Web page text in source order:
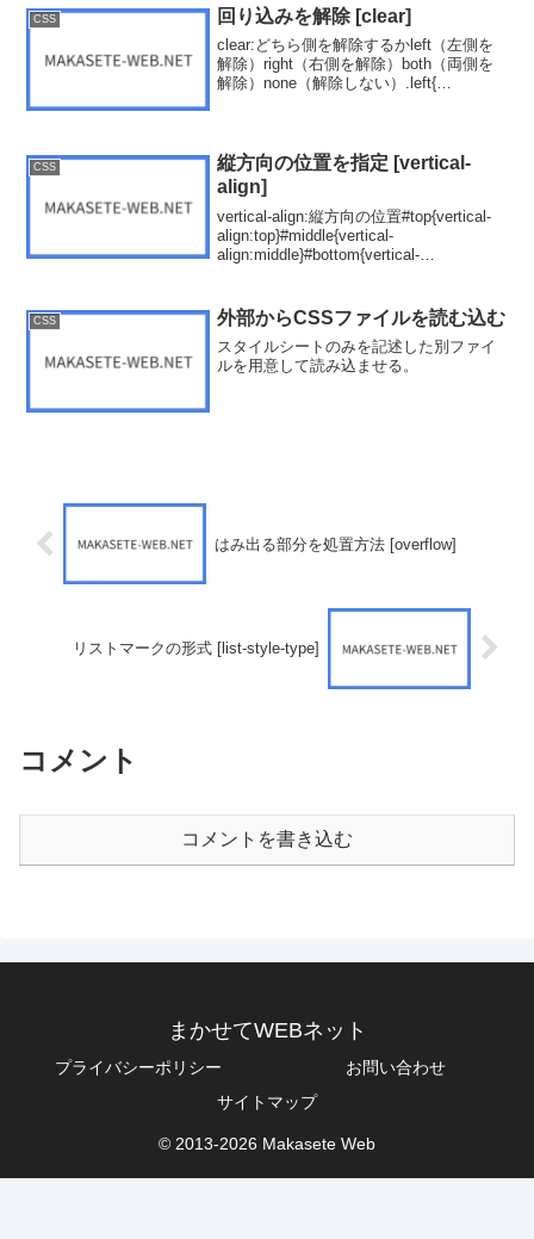
CSS 回り込みを解除 [clear]
clear:どちら側を解除するかleft（左側を
解除）right（右側を解除）both（両側を
解除）none（解除しない）.left{
CSS
縦方向の位置を指定 [vertical-
align]
vertical-align:縦方向の位置#top{vertical-
align:top}#middle{vertical-
align:middle}#bottom{vertical-
CSS 外部からCSSファイルを読む込む
スタイルシートのみを記述した別ファイ
ルを用意して読み込ませる。
はみ出る部分を処置方法 [overflow]
リストマークの形式 [list-style-type]
コメント
コメントを書き込む
まかせてWEBネット
プライバシーポリシー
お問い合わせ
サイトマップ
© 2013-2026 Makasete Web